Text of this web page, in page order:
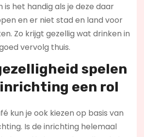
het handig als je deze daar
en er niet stad en land voor
Zo krijgt gezellig wat drinken in
vervolg thuis.
spelen
een rol
kun je ook kiezen op basis van
Is de inrichting helemaal